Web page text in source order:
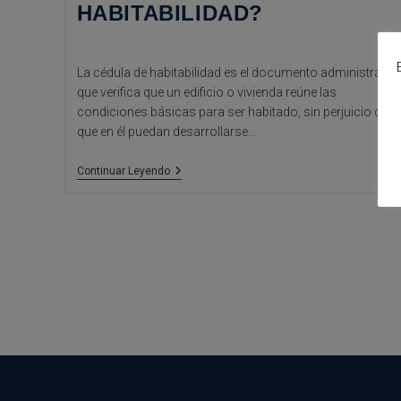
HABITABILIDAD?
La cédula de habitabilidad es el documento administrativo
que verifica que un edificio o vivienda reúne las
condiciones básicas para ser habitado, sin perjuicio de
que en él puedan desarrollarse…
Continuar Leyendo¿Qué